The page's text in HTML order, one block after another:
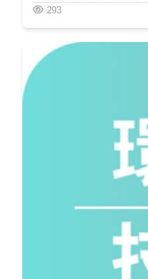
型的磨練才是上榜的
月的準備期， 希望能
習。 我的報考動機其實很簡單，並不算是什麼遠大的志
向。主要是在進入職
293